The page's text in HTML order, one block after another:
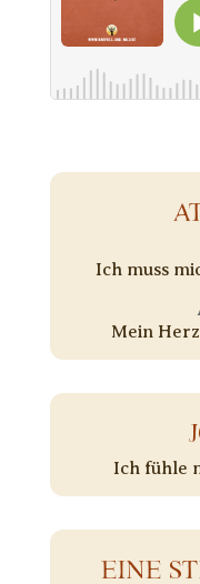
Ich muss
Mein
Ich fühle
EINE